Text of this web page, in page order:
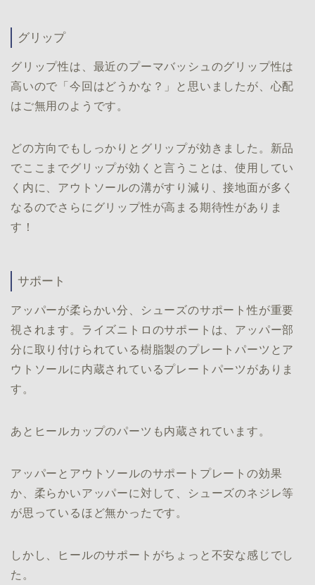
グリップ
グリップ性は、最近のプーマバッシュのグリップ性は
高いので「今回はどうかな？」と思いましたが、心配
はご無用のようです。
どの方向でもしっかりとグリップが効きました。新品
でここまでグリップが効くと言うことは、使用してい
く内に、アウトソールの溝がすり減り、接地面が多く
なるのでさらにグリップ性が高まる期待性がありま
す！
サポート
アッパーが柔らかい分、シューズのサポート性が重要
視されます。ライズニトロのサポートは、アッパー部
分に取り付けられている樹脂製のプレートパーツとア
ウトソールに内蔵されているプレートパーツがありま
す。
あとヒールカップのパーツも内蔵されています。
アッパーとアウトソールのサポートプレートの効果
か、柔らかいアッパーに対して、シューズのネジレ等
が思っているほど無かったです。
しかし、ヒールのサポートがちょっと不安な感じでし
た。